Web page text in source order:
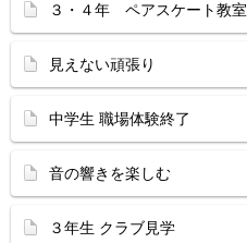
３・４年 ペアスケート教室
見えない頑張り
中学生 職場体験終了
音の響きを楽しむ
３年生 クラブ見学